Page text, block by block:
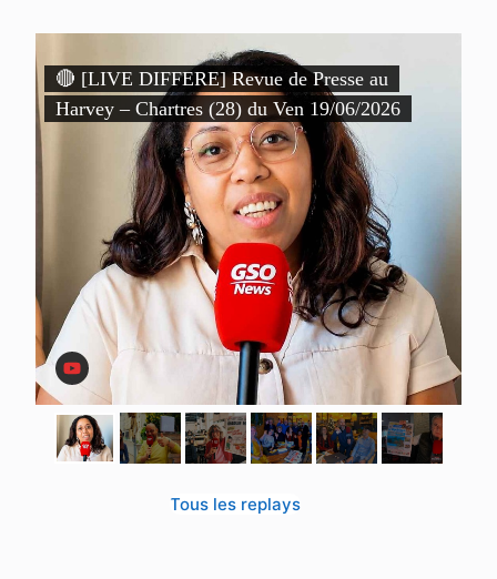
🔴 [LIVE DIFFERE] Revue de Presse au
Harvey – Chartres (28) du Ven 19/06/2026
Tous les replays